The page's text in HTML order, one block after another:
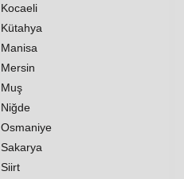
Kocaeli
Kütahya
Manisa
Mersin
Muş
Niğde
Osmaniye
Sakarya
Siirt